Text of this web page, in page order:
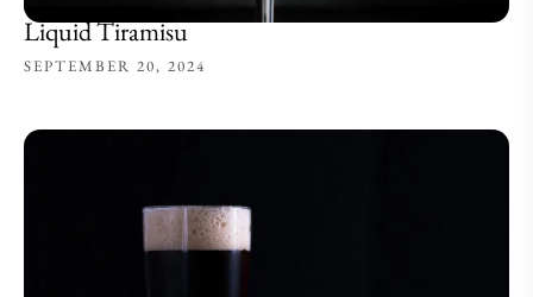
Liquid Tiramisu
SEPTEMBER 20, 2024